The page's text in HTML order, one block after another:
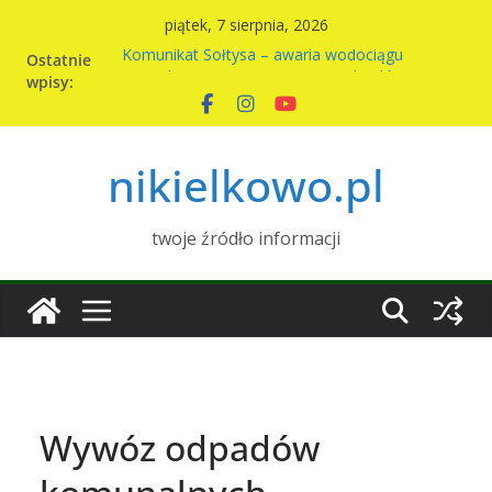
treści
piątek, 7 sierpnia, 2026
Ostatnie
wpisy:
Komunikat Sołtysa – awaria wodociągu
Nikielkowie na 2026r
Kiermasz ciast na rzecz parafii
Wymiana nasion w Nikielkowie
nikielkowo.pl
twoje źródło informacji
Wywóz odpadów